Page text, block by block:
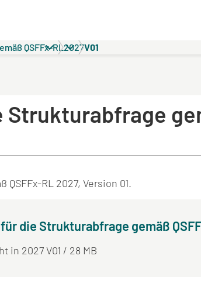
QSFFx-RL2027V01
RL 2027, Version 01.
die Strukturabfrage gemäß
in 2027 V01 / 28 MB